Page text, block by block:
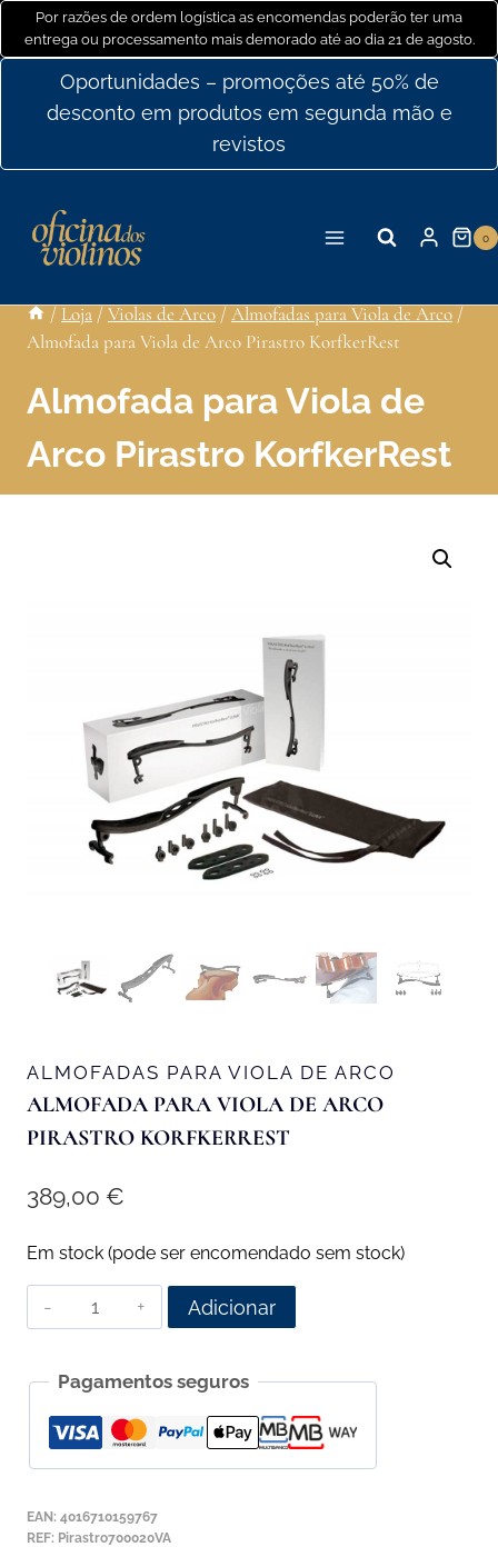
para
conteúdo
Por razões de ordem logística as encomendas poderão ter uma
entrega ou processamento mais demorado até ao dia 21 de agosto.
Oportunidades – promoções até 50% de
desconto em produtos em segunda mão e
revistos
0
/ Loja /Violas de Arco /Almofadas para Viola de Arco /
Almofada para Viola de Arco Pirastro KorfkerRest
Almofada para Viola de
Arco Pirastro KorfkerRest
ALMOFADAS PARA VIOLA DE ARCO
ALMOFADA PARA VIOLA DE ARCO
PIRASTRO KORFKERREST
389,00 €
Em stock (pode ser encomendado sem stock)
Quantidade
de
para
Viola
de
Pirastro
KorfkerRest
Adicionar
Pagamentos seguros
EAN: 4016710159767
REF: Pirastro700020VA